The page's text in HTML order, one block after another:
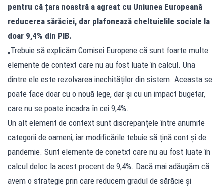
pentru că țara noastră a agreat cu Uniunea Europeană
reducerea sărăciei, dar plafonează cheltuielile sociale la
doar 9,4% din PIB.
„Trebuie să explicăm Comisei Europene că sunt foarte multe
elemente de context care nu au fost luate în calcul. Una
dintre ele este rezolvarea inechităților din sistem. Aceasta se
poate face doar cu o nouă lege, dar și cu un impact bugetar,
care nu se poate încadra în cei 9,4%.
Un alt element de context sunt discrepanțele între anumite
categorii de oameni, iar modificările tebuie să țină cont și de
pandemie. Sunt elemente de conetxt care nu au fost luate în
calcul deloc la acest procent de 9,4%. Dacă mai adăugăm că
avem o strategie prin care reducem gradul de sărăcie și